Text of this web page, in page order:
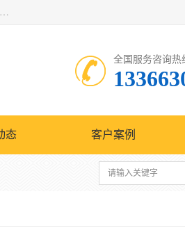
北京北腾文化发展有限公司：主营31个省建设工程预算书,工程预算软件,工程计价依据,工程造价定额,工程量清单计价定额,建设工程量消耗量定额,各行业工程预算定额,铁路定额,电力定额,矿山定额,*,黄金定额,钢铁企业检修定额,中石化安装检修定额,煤矿图书,医院书籍等.诚信的经营，在发展的同时公司不忘不断总结不断优化为客户的服务，和一如既往的热情赢得了新老客户的极高评价及青睐。
全国服务咨询热
态 客户案例